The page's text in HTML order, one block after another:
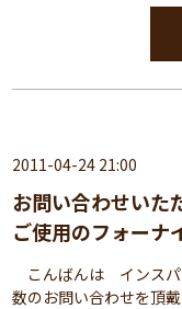
2011-04-24 21:00
お問い合わせいた
ご使用のフォーナ
こんばんは インスパ
数のお問い合わせを頂